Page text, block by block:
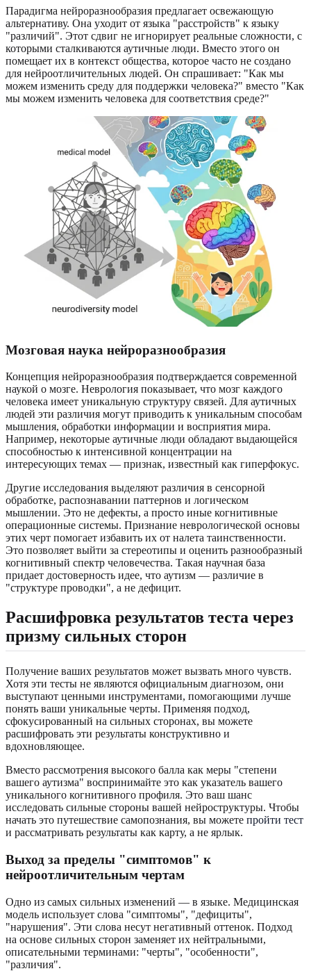
Парадигма нейроразнообразия предлагает освежающую
альтернативу. Она уходит от языка "расстройств" к языку
"различий". Этот сдвиг не игнорирует реальные сложности, с
которыми сталкиваются аутичные люди. Вместо этого он
помещает их в контекст общества, которое часто не создано
для нейроотличительных людей. Он спрашивает: "Как мы
можем изменить среду для поддержки человека?" вместо "Как
мы можем изменить человека для соответствия среде?"
Мозговая наука нейроразнообразия
Концепция нейроразнообразия подтверждается современной
наукой о мозге. Неврология показывает, что мозг каждого
человека имеет уникальную структуру связей. Для аутичных
людей эти различия могут приводить к уникальным способам
мышления, обработки информации и восприятия мира.
Например, некоторые аутичные люди обладают выдающейся
способностью к интенсивной концентрации на
интересующих темах — признак, известный как гиперфокус.
Другие исследования выделяют различия в сенсорной
обработке, распознавании паттернов и логическом
мышлении. Это не дефекты, а просто иные когнитивные
операционные системы. Признание неврологической основы
этих черт помогает избавить их от налета таинственности.
Это позволяет выйти за стереотипы и оценить разнообразный
когнитивный спектр человечества. Такая научная база
придает достоверность идее, что аутизм — различие в
"структуре проводки", а не дефицит.
Расшифровка результатов теста через
призму сильных сторон
Получение ваших результатов может вызвать много чувств.
Хотя эти тесты не являются официальным диагнозом, они
выступают ценными инструментами, помогающими лучше
понять ваши уникальные черты. Применяя подход,
сфокусированный на сильных сторонах, вы можете
расшифровать эти результаты конструктивно и
вдохновляющее.
Вместо рассмотрения высокого балла как меры "степени
вашего аутизма" воспринимайте это как указатель вашего
уникального когнитивного профиля. Это ваш шанс
исследовать сильные стороны вашей нейроструктуры. Чтобы
начать это путешествие самопознания, вы можете пройти тест
и рассматривать результаты как карту, а не ярлык.
Выход за пределы "симптомов" к
нейроотличительным чертам
Одно из самых сильных изменений — в языке. Медицинская
модель использует слова "симптомы", "дефициты",
"нарушения". Эти слова несут негативный оттенок. Подход
на основе сильных сторон заменяет их нейтральными,
описательными терминами: "черты", "особенности",
"различия".